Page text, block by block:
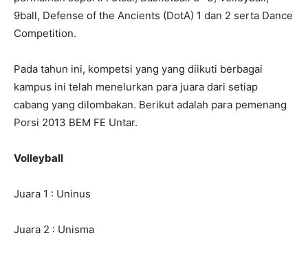
9ball, Defense of the Ancients (DotA) 1 dan 2 serta Dance
Competition.
Pada tahun ini, kompetsi yang yang diikuti berbagai
kampus ini telah menelurkan para juara dari setiap
cabang yang dilombakan. Berikut adalah para pemenang
Porsi 2013 BEM FE Untar.
Volleyball
Juara 1 : Uninus
Juara 2 : Unisma